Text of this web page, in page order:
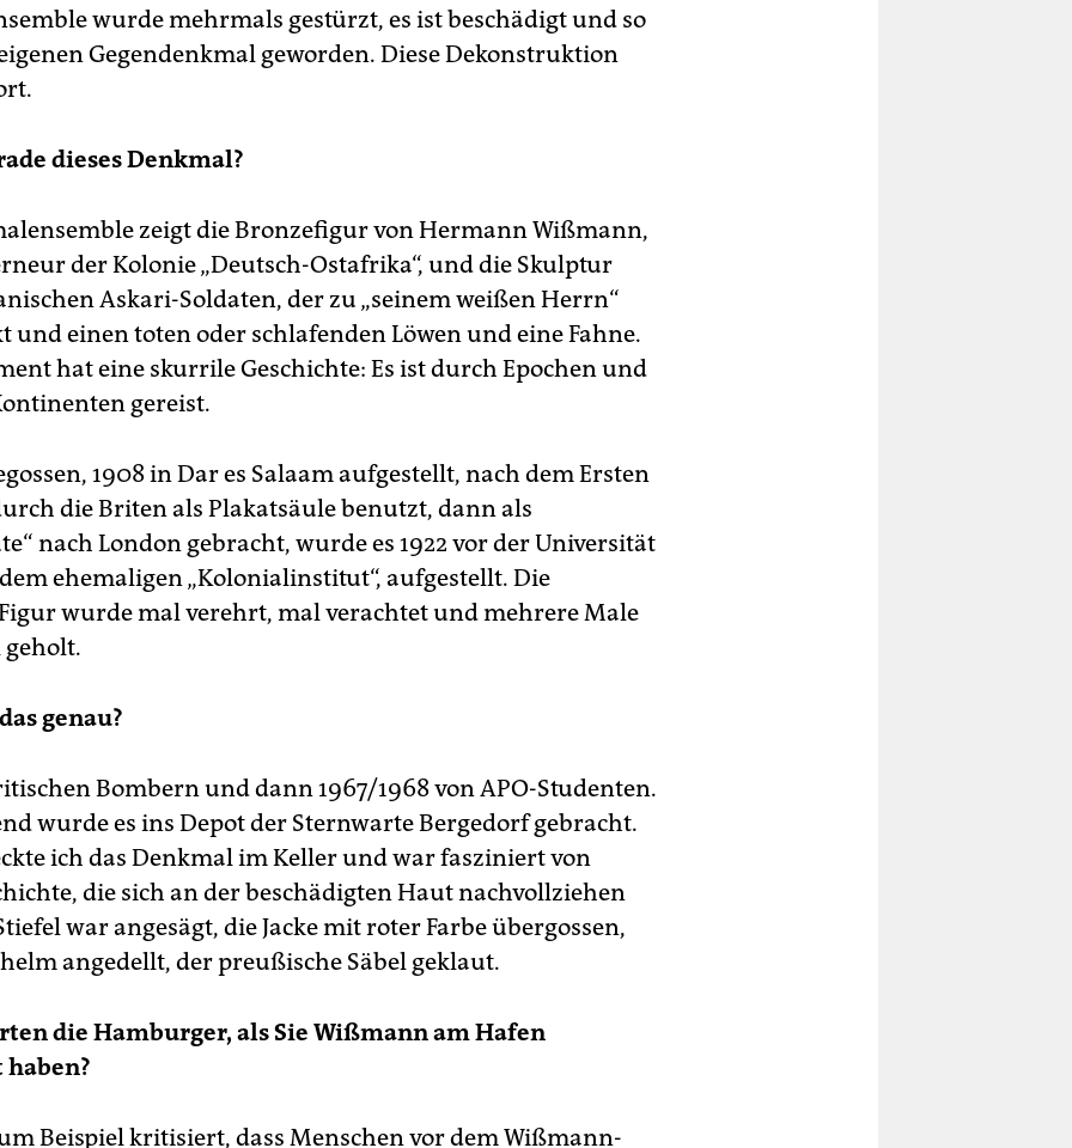
wurde mehrmals gestürzt, es ist beschädigt und so
Gegendenkmal geworden. Diese Dekonstruktion
dieses Denkmal?
zeigt die Bronzefigur von Hermann Wißmann,
der Kolonie „Deutsch-Ostafrika“, und die Skulptur
Askari-Soldaten, der zu „seinem weißen Herrn“
und einen toten oder schlafenden Löwen und eine Fahne.
hat eine skurrile Geschichte: Es ist durch Epochen und
gereist.
1908 in Dar es Salaam aufgestellt, nach dem Ersten
die Briten als Plakatsäule benutzt, dann als
nach London gebracht, wurde es 1922 vor der Universität
ehemaligen „Kolonialinstitut“, aufgestellt. Die
wurde mal verehrt, mal verachtet und mehrere Male
geholt.
genau?
Bombern und dann 1967/1968 von APO-Studenten.
wurde es ins Depot der Sternwarte Bergedorf gebracht.
ich das Denkmal im Keller und war fasziniert von
die sich an der beschädigten Haut nachvollziehen
war angesägt, die Jacke mit roter Farbe übergossen,
angedellt, der preußische Säbel geklaut.
die Hamburger, als Sie Wißmann am Hafen
Beispiel kritisiert, dass Menschen vor dem Wißmann-